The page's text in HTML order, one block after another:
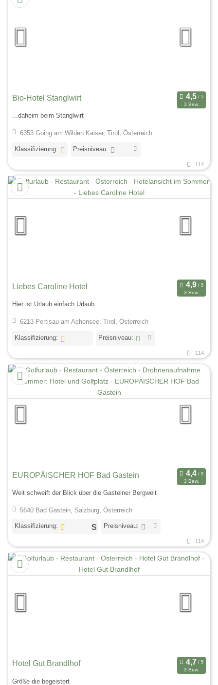
Bio-Hotel Stanglwirt
3 Bew.
...daheim beim Stanglwirt
6353 Going am Wilden Kaiser, Tirol, Österreich
Klassifizierung: Preisniveau:
114
Liebes Caroline Hotel
3 Bew.
Hier ist Urlaub einfach Urlaub.
6213 Pertisau am Achensee, Tirol, Österreich
Klassifizierung: Preisniveau:
114
EUROPÄISCHER HOF Bad Gastein
3 Bew.
Weit schweift der Blick über die Gasteiner Bergwelt
5640 Bad Gastein, Salzburg, Österreich
Klassifizierung: Preisniveau:
114
Hotel Gut Brandlhof
3 Bew.
Größe die begeistert